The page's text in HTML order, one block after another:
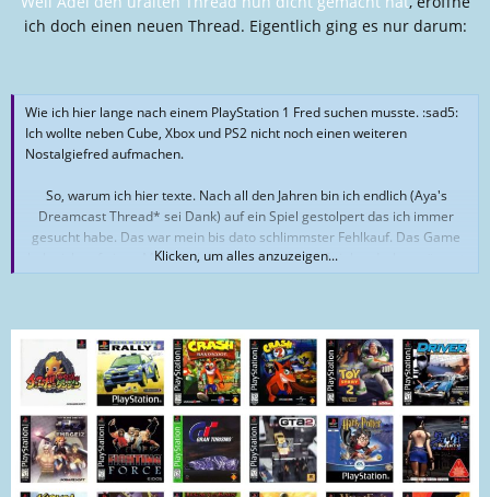
ich doch einen neuen Thread. Eigentlich ging es nur darum:
Wie ich hier lange nach einem PlayStation 1 Fred suchen musste. :sad5:
Ich wollte neben Cube, Xbox und PS2 nicht noch einen weiteren
Nostalgiefred aufmachen.
So, warum ich hier texte. Nach all den Jahren bin ich endlich (Aya's
Dreamcast Thread* sei Dank) auf ein Spiel gestolpert das ich immer
gesucht habe. Das war mein bis dato schlimmster Fehlkauf. Das Game
habe ich auf einen Markt gekauft und mich beim Spielen derbe geärgert
das ich dafür 15 Kröten hingelegt habe. Damals war das eine Menge
In Deutsch kenne ich den Titel immer noch nicht, abes es war genau
dieses Game:
http://retrowaretv.com/cams-eye-view-blazing-dragons-for-the-ps1-and-
saturn-review/
Klicken, um alles anzuzeigen...